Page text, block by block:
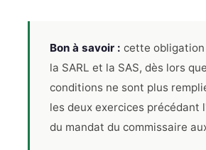
Bon à savoir : cette
la SARL et la SAS, dès lors
conditions ne sont plus
les deux exercices précédant
du mandat du commissaire